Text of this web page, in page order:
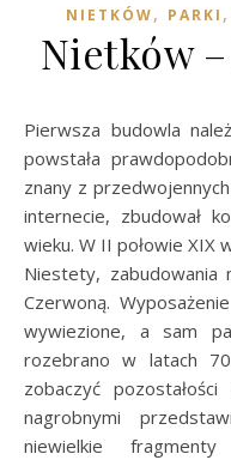
NIETKÓW, PARKI ,
Nietków –
Pierwsza budowla należąca do rodziny von Rothenburg
powstała
znany z
internecie, zbudował
wieku. W II połowie XIX
Niestety, zabudowania
Czerwoną.
wywiezione, a sam
rozebrano w latach
zobaczyć
nagrobnymi
niewielkie